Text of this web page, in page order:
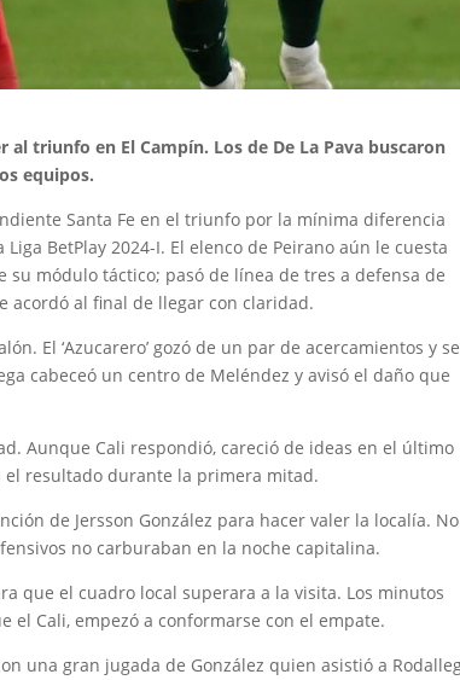
triunfo en El Campín. Los de De La Pava buscaron
equipos.
Santa Fe en el triunfo por la mínima diferencia
BetPlay 2024-I. El elenco de Peirano aún le cuesta
módulo táctico; pasó de línea de tres a defensa de
acordó al final de llegar con claridad.
El ‘Azucarero’ gozó de un par de acercamientos y se
cabeceó un centro de Meléndez y avisó el daño que
Aunque Cali respondió, careció de ideas en el último
el resultado durante la primera mitad.
de Jersson González para hacer valer la localía. No
no carburaban en la noche capitalina.
que el cuadro local superara a la visita. Los minutos
el Cali, empezó a conformarse con el empate.
una gran jugada de González quien asistió a